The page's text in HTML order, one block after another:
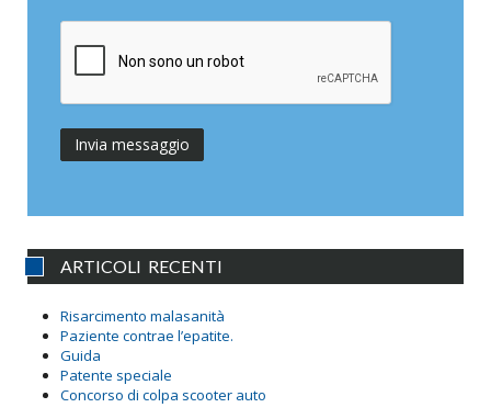
ARTICOLI RECENTI
Risarcimento malasanità
Paziente contrae l’epatite.
Guida
Patente speciale
Concorso di colpa scooter auto